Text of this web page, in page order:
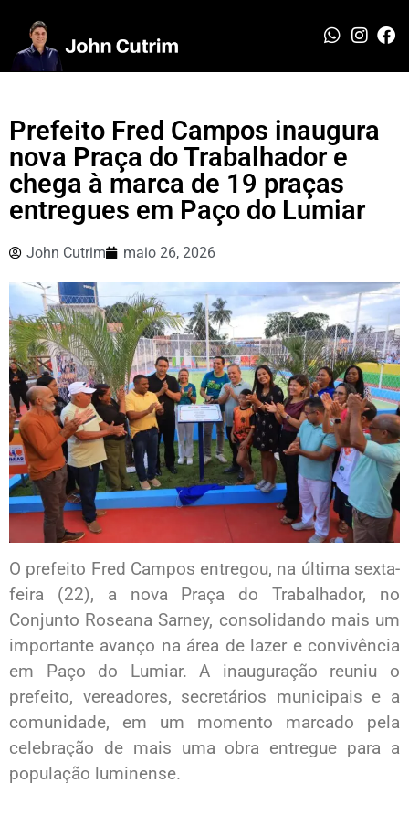
Prefeito Fred Campos inaugura
nova Praça do Trabalhador e
chega à marca de 19 praças
entregues em Paço do Lumiar
John Cutrim maio 26, 2026
O prefeito Fred Campos entregou, na última sexta-
feira (22), a nova Praça do Trabalhador, no
Conjunto Roseana Sarney, consolidando mais um
importante avanço na área de lazer e convivência
em Paço do Lumiar. A inauguração reuniu o
prefeito, vereadores, secretários municipais e a
comunidade, em um momento marcado pela
celebração de mais uma obra entregue para a
população luminense.